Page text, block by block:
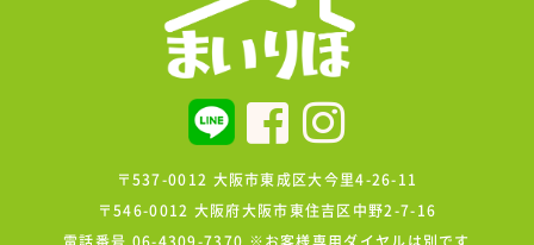
〒537-0012 大阪市東成区大今里4-26-11
〒546-0012 大阪府大阪市東住吉区中野2-7-16
電話番号 06-4309-7370 ※お客様専用ダイヤルは別です